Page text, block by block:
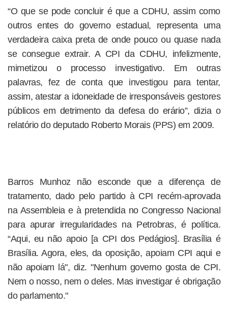
“O que se pode concluir é que a CDHU, assim como
outros entes do governo estadual, representa uma
verdadeira caixa preta de onde pouco ou quase nada
se consegue extrair. A CPI da CDHU, infelizmente,
mimetizou o processo investigativo. Em outras
palavras, fez de conta que investigou para tentar,
assim, atestar a idoneidade de irresponsáveis gestores
públicos em detrimento da defesa do erário”, dizia o
relatório do deputado Roberto Morais (PPS) em 2009.
Barros Munhoz não esconde que a diferença de
tratamento, dado pelo partido à CPI recém-aprovada
na Assembleia e à pretendida no Congresso Nacional
para apurar irregularidades na Petrobras, é política.
“Aqui, eu não apoio [a CPI dos Pedágios]. Brasília é
Brasília. Agora, eles, da oposição, apoiam CPI aqui e
não apoiam lá", diz. "Nenhum governo gosta de CPI.
Nem o nosso, nem o deles. Mas investigar é obrigação
do parlamento."